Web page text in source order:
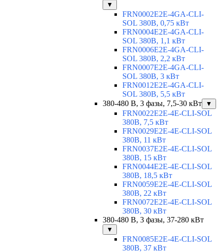
▼
FRN0002E2E-4GA-CLI-
SOL 380В, 0,75 кВт
FRN0004E2E-4GA-CLI-
SOL 380В, 1,1 кВт
FRN0006E2E-4GA-CLI-
SOL 380В, 2,2 кВт
FRN0007E2E-4GA-CLI-
SOL 380В, 3 кВт
FRN0012E2E-4GA-CLI-
SOL 380В, 5,5 кВт
380-480 В, 3 фазы, 7,5-30 кВт
▼
FRN0022E2E-4E-CLI-SOL
380В, 7,5 кВт
FRN0029E2E-4E-CLI-SOL
380В, 11 кВт
FRN0037E2E-4E-CLI-SOL
380В, 15 кВт
FRN0044E2E-4E-CLI-SOL
380В, 18,5 кВт
FRN0059E2E-4E-CLI-SOL
380В, 22 кВт
FRN0072E2E-4E-CLI-SOL
380В, 30 кВт
380-480 В, 3 фазы, 37-280 кВт
▼
FRN0085E2E-4E-CLI-SOL
380В, 37 кВт